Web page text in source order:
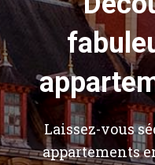
Laissez-vous
appartements